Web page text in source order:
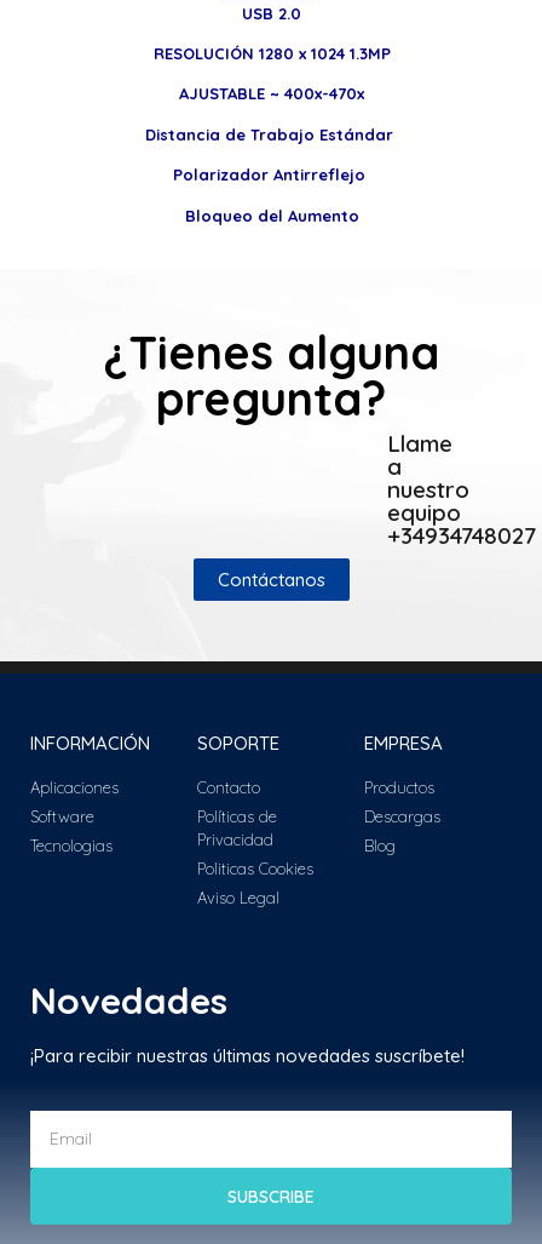
USB 2.0
RESOLUCIÓN 1280 x 1024 1.3MP
AJUSTABLE ~ 400x-470x
Distancia de Trabajo Estándar
Polarizador Antirreflejo
Bloqueo del Aumento
¿Tienes alguna
pregunta?
Llame
a
nuestro
equipo
+34934748027
Contáctanos
INFORMACIÓN
Aplicaciones
Software
Tecnologias
SOPORTE
Contacto
Políticas de
Privacidad
Politicas Cookies
Aviso Legal
EMPRESA
Productos
Descargas
Blog
Novedades
¡Para recibir nuestras últimas novedades suscríbete!
SUBSCRIBE